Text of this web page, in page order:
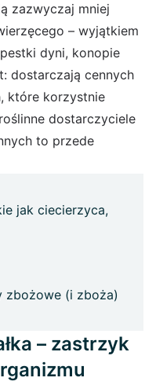
zazwyczaj mniej
– wyjątkiem
dyni, konopie
dostarczają cennych
które korzystnie
dostarczyciele
to przede
jak ciecierzyca,
zbożowe (i zboża)
– zastrzyk